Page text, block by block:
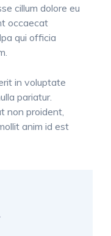
cillum dolore eu
occaecat
qui officia
in voluptate
pariatur.
non proident,
anim id est